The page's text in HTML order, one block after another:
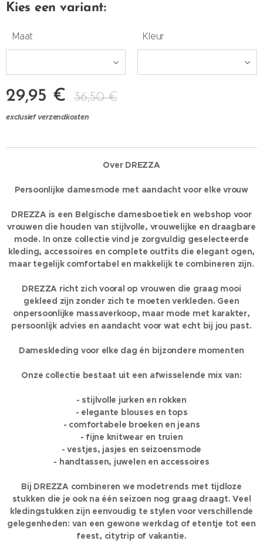
Kies een variant:
Maat Kleur
29,95 € 36,50€
exclusief verzendkosten
Over DREZZA
Persoonlijke damesmode met aandacht voor elke vrouw
DREZZA is een Belgische damesboetiek en webshop voor
vrouwen die houden van stijlvolle, vrouwelijke en draagbare
mode. In onze collectie vind je zorgvuldig geselecteerde
kleding, accessoires en complete outfits die elegant ogen,
maar tegelijk comfortabel en makkelijk te combineren zijn.
DREZZA richt zich vooral op vrouwen die graag mooi
gekleed zijn zonder zich te moeten verkleden. Geen
onpersoonlijke massaverkoop, maar mode met karakter,
persoonlijk advies en aandacht voor wat echt bij jou past.
Dameskleding voor elke dag én bijzondere momenten
Onze collectie bestaat uit een afwisselende mix van:
- stijlvolle jurken en rokken
- elegante blouses en tops
- comfortabele broeken en jeans
- fijne knitwear en truien
- vestjes, jasjes en seizoensmode
- handtassen, juwelen en accessoires
Bij DREZZA combineren we modetrends met tijdloze
stukken die je ook na één seizoen nog graag draagt. Veel
kledingstukken zijn eenvoudig te stylen voor verschillende
gelegenheden: van een gewone werkdag of etentje tot een
feest, citytrip of vakantie.